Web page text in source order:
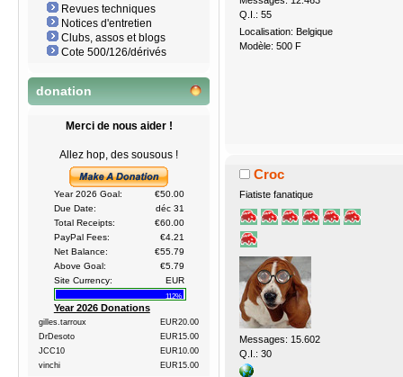
Revues techniques
Notices d'entretien
Clubs, assos et blogs
Cote 500/126/dérivés
donation
Merci de nous aider !
Allez hop, des sousous !
Year 2026 Goal:
€50.00
Due Date:
déc 31
Total Receipts:
€60.00
PayPal Fees:
€4.21
Net Balance:
€55.79
Above Goal:
€5.79
Site Currency:
EUR
112%
Year 2026 Donations
gilles.tarroux
EUR20.00
DrDesoto
EUR15.00
JCC10
EUR10.00
vinchi
EUR15.00
Q.I.: 55
Localisation: Belgique
Modèle: 500 F
Croc
Fiatiste fanatique
Messages: 15.602
Q.I.: 30